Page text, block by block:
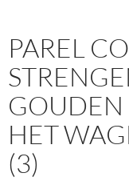
PAREL
GOUDEN
HET
(3)